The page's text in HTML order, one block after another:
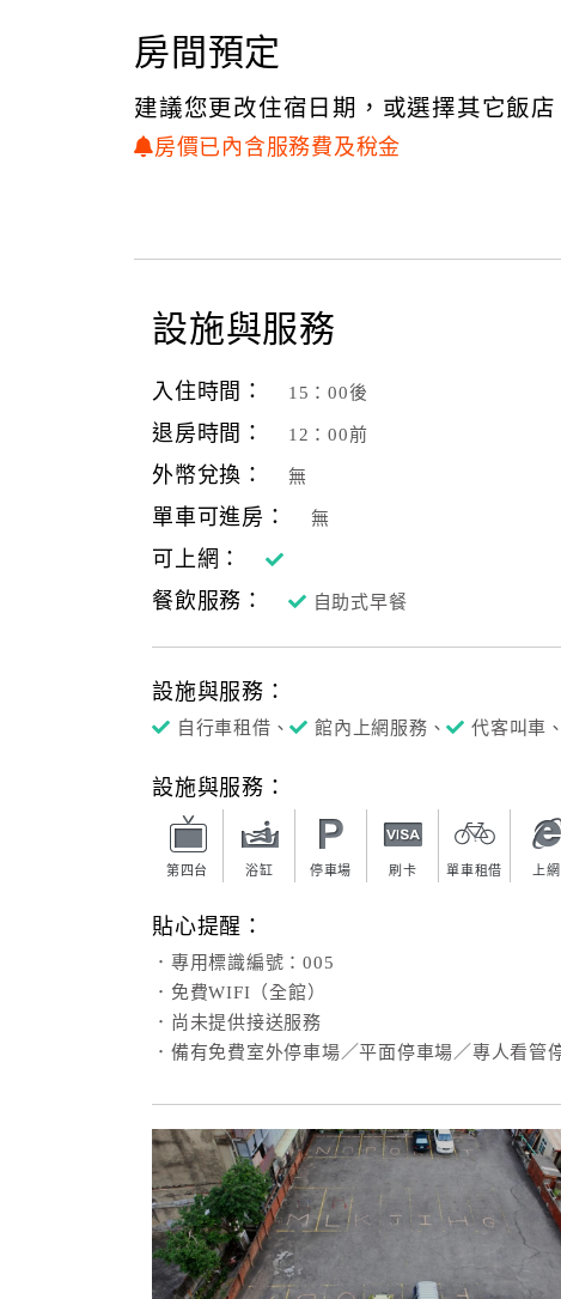
房間預定
建議您更改住宿日期，或選擇其它飯店
房價已內含服務費及稅金
設施與服務
入住時間： 15：00後
退房時間： 12：00前
外幣兌換： 無
單車可進房：
無
可上網：
餐飲服務： 自助式早餐
設施與服務：
自行車租借、 館內上網服務、 代客叫車、
設施與服務：
第四台 浴缸 停車場 刷卡 單車租借 上網
貼心提醒：
．專用標識編號：005
．免費WIFI（全館）
．尚未提供接送服務
．備有免費室外停車場／平面停車場／專人看管